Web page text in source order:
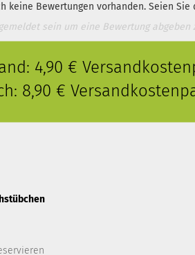
keine Bewertungen vorhanden. Seien
sein um eine Bewertung abgeben
4,90 €
8,90 €